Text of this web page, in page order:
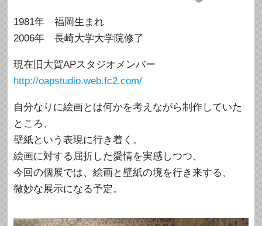
1981年 福岡生まれ
2006年 長崎大学大学院修了
現在旧大賀APスタジオメンバー
http://oapstudio.web.fc2.com/
自分なりに絵画とは何かを考えながら制作していた
ところ、
壁紙という表現に行き着く。
絵画に対する屈折した愛情を実感しつつ、
今回の個展では、絵画と壁紙の境を行き来する、
微妙な展示になる予定。